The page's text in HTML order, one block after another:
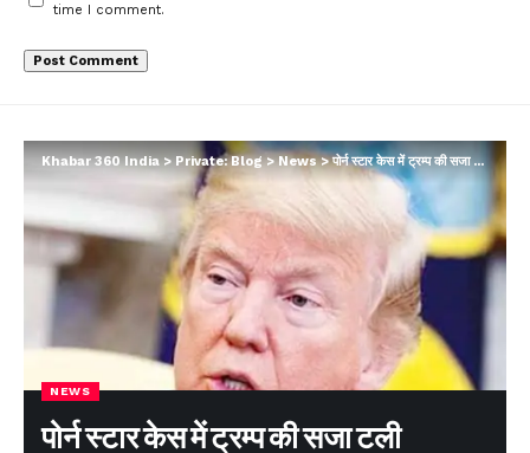
time I comment.
Khabar 360 India > Private: Blog>News>पोर्न स्टार केस में ट्रम्प की सजा टली
NEWS
पोर्न स्टार केस में ट्रम्प की सजा टली